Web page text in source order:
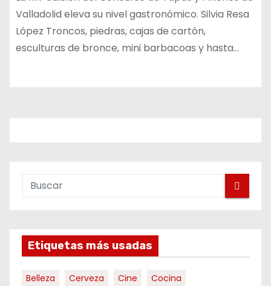
Valladolid eleva su nivel gastronómico. Silvia Resa
López Troncos, piedras, cajas de cartón,
esculturas de bronce, mini barbacoas y hasta…
Etiquetas más usadas
Belleza Cerveza Cine
Cocina